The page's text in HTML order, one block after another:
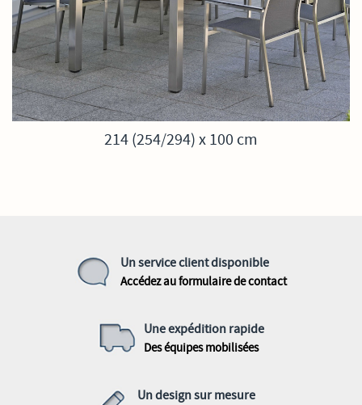
214 (254/294) x 100 cm
Un service client disponible
Accédez au formulaire de contact
Une expédition rapide
Des équipes mobilisées
Un design sur mesure